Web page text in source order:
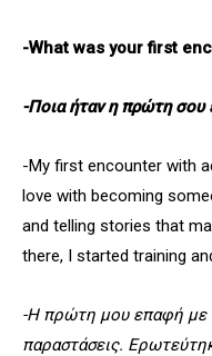
-What was your first
-Ποια ήταν η πρώτη σου
-My first encounter with
love with becoming
and telling stories that
there, I started training
-Η πρώτη μου επαφή με
παραστάσεις.